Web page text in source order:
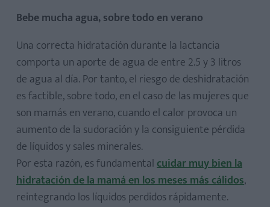
Bebe mucha agua, sobre todo en verano
Una correcta hidratación durante la lactancia
comporta un aporte de agua de entre 2.5 y 3 litros
de agua al día. Por tanto, el riesgo de deshidratación
es factible, sobre todo, en el caso de las mujeres que
son mamás en verano, cuando el calor provoca un
aumento de la sudoración y la consiguiente pérdida
de líquidos y sales minerales.
Por esta razón, es fundamentalcuidar muy bien la
hidratación de la mamá en los meses más cálidos,
reintegrando los líquidos perdidos rápidamente.